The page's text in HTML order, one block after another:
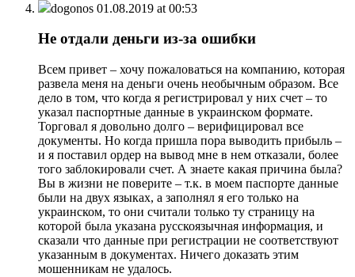
dogonos 01.08.2019 at 00:53
Не отдали деньги из-за ошибки
Всем привет – хочу пожаловаться на компанию, которая
развела меня на деньги очень необычным образом. Все
дело в том, что когда я регистрировал у них счет – то
указал паспортные данные в украинском формате.
Торговал я довольно долго – верифицировал все
документы. Но когда пришла пора выводить прибыль –
и я поставил ордер на вывод мне в нем отказали, более
того заблокировали счет. А знаете какая причина была?
Вы в жизни не поверите – т.к. в моем паспорте данные
были на двух языках, а заполнял я его только на
украинском, то они считали только ту страницу на
которой была указана русскоязычная информация, и
сказали что данные при регистрации не соответствуют
указанным в документах. Ничего доказать этим
мошенникам не удалось.